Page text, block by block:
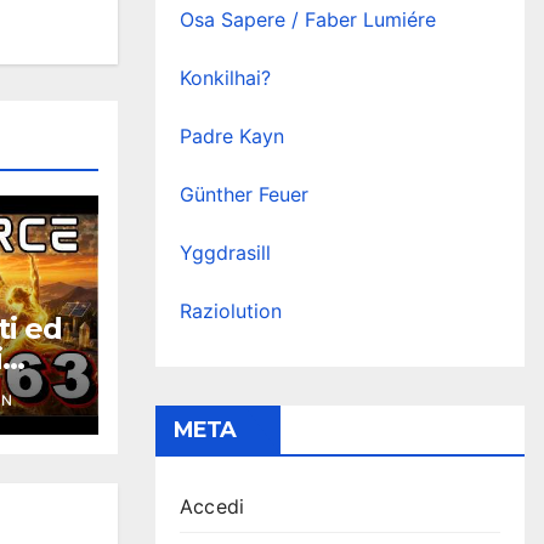
ed
Osa Sapere / Faber Lumiére
Konkilhai?
Padre Kayn
Günther Feuer
Yggdrasill
Raziolution
META
Accedi